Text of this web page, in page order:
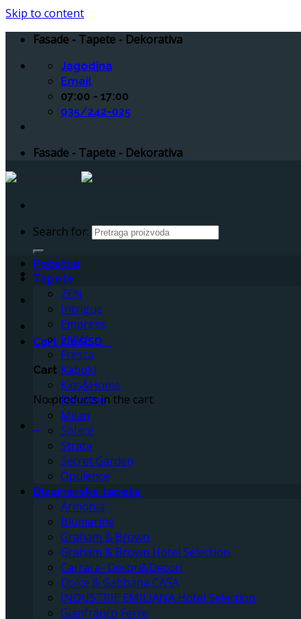
Skip to content
Fasade - Tapete - Dekorativa
Jagodina
Email
07:00 - 17:00
035/242-025
Fasade - Tapete - Dekorativa
Search for:
Cart /0RSD
Cart
No products in the cart.
Početna
Tapete
ZEN
Intrigue
Empress
ENVY
Fresca
Kabuki
Kids&Home
Paradise
Milan
Solace
Strata
Secret Garden
Opulence
Dizajnerske tapete
Armonia
Blumarine
Graham & Brown
Graham & Brown Hotel Selection
Carrara- Decori&Decori
Dolce & Gabbana CASA
INDUSTRIE EMILIANA Hotel Selection
Gianfranco Ferre